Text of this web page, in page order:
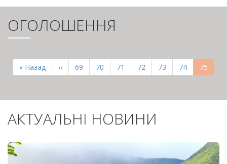
ОГОЛОШЕННЯ
СТОРІНКИ
Перша
сторінка
« Назад
Попередня
сторінка
‹‹ Page
69 Page
70 Page
71 Page
72 Page
73 Page
74 75
АКТУАЛЬНІ НОВИНИ